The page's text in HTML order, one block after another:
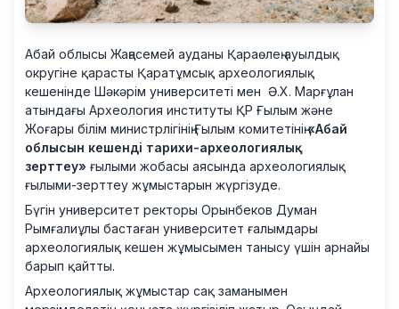
Абай облысы Жаңасемей ауданы Қараөлең ауылдық
округіне қарасты Қаратұмсық археологиялық
кешенінде Шәкәрім университеті мен Ә.Х. Марғұлан
атындағы Археология институты ҚР Ғылым және
Жоғары білім министрлігінің Ғылым комитетінің«Абай
облысын кешенді тарихи-археологиялық
зерттеу» ғылыми жобасы аясында археологиялық
ғылыми-зерттеу жұмыстарын жүргізуде.
Бүгін университет ректоры Орынбеков Думан
Рымғалиұлы бастаған университет ғалымдары
археологиялық кешен жұмысымен танысу үшін арнайы
барып қайтты.
Археологиялық жұмыстар сақ заманымен